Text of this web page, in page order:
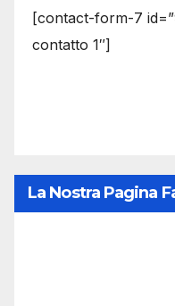
[contact-form-7
contatto 1″]
La Nostra Pagina